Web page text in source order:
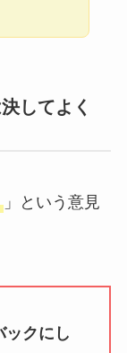
してよく
」という意見
ックにし